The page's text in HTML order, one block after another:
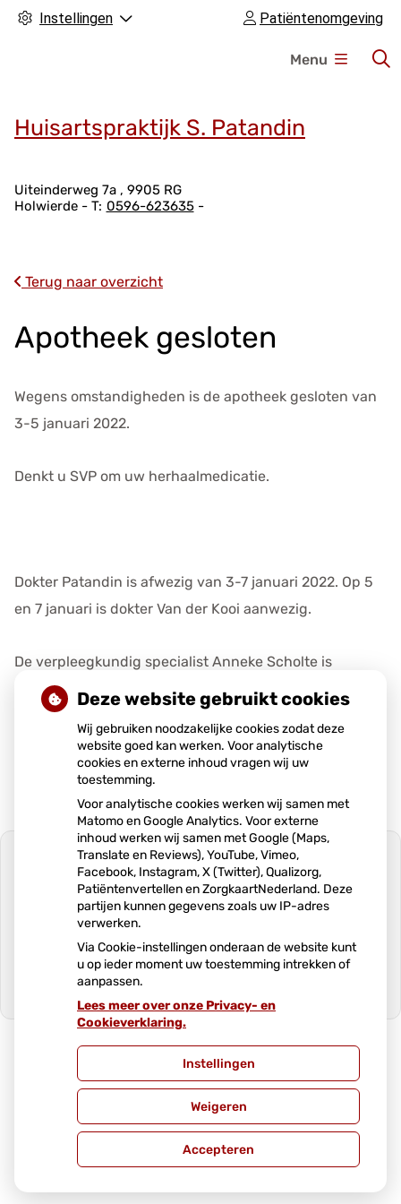
Instellingen Patiëntenomgeving
Huisartspraktijk S. Patandin
f
d
Menu
A
d
s
e
g
v
e
Uiteinderweg 7a
9905 RG
Holwierde
0596-623635
Terug naar overzicht
Apotheek gesloten
Wegens omstandigheden is de apotheek gesloten van
3-5 januari 2022.
Denkt u SVP om uw herhaalmedicatie.
Dokter Patandin is afwezig van 3-7 januari 2022. Op 5
en 7 januari is dokter Van der Kooi aanwezig.
De verpleegkundig specialist Anneke Scholte is
aanwezig op 4 en 7 januari.
Publicatiedatum:28-12-2021
U heeft geen toestemming gegeven
voorexterne inhoud
te zien.
Cookie-instellingen wijzigen
Uw Zorg Online|Beheer
Cookie-instellingen
het
van
de
Deze website gebruikt cookies
Wij gebruiken noodzakelijke cookies zodat deze
website goed kan werken. Voor analytische
cookies en externe inhoud vragen wij uw
toestemming.
Voor analytische cookies werken wij samen met
Matomo en Google Analytics. Voor externe
inhoud werken wij samen met Google (Maps,
Translate en Reviews), YouTube, Vimeo,
Facebook, Instagram, X (Twitter), Qualizorg,
Patiëntenvertellen en ZorgkaartNederland. Deze
partijen kunnen gegevens zoals uw IP-adres
verwerken.
Via Cookie-instellingen onderaan de website kunt
u op ieder moment uw toestemming intrekken of
aanpassen.
Lees meer over onze Privacy- en
Cookieverklaring.
Instellingen
Weigeren
Accepteren